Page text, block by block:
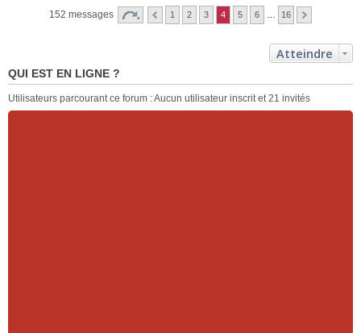
152 messages 1 2 3 4 5 6 … 16
Atteindre
QUI EST EN LIGNE ?
Utilisateurs parcourant ce forum : Aucun utilisateur inscrit et 21 invités